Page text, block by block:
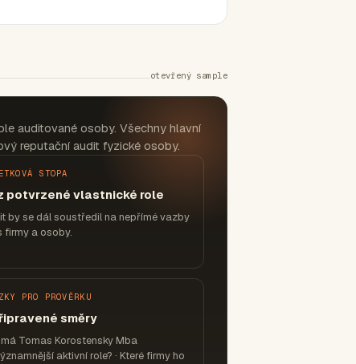
otevřený sample
auditované osoby. Všechny hlavní
reputační audit fyzické osoby.
STOPA
potvrzené vlastnické role
by se dál soustředil na nepřímé vazby
firmy a osoby.
PRO PROVĚRKU
směry
má Tomas Korostensky Mba
aktivní role? · Které firmy ho